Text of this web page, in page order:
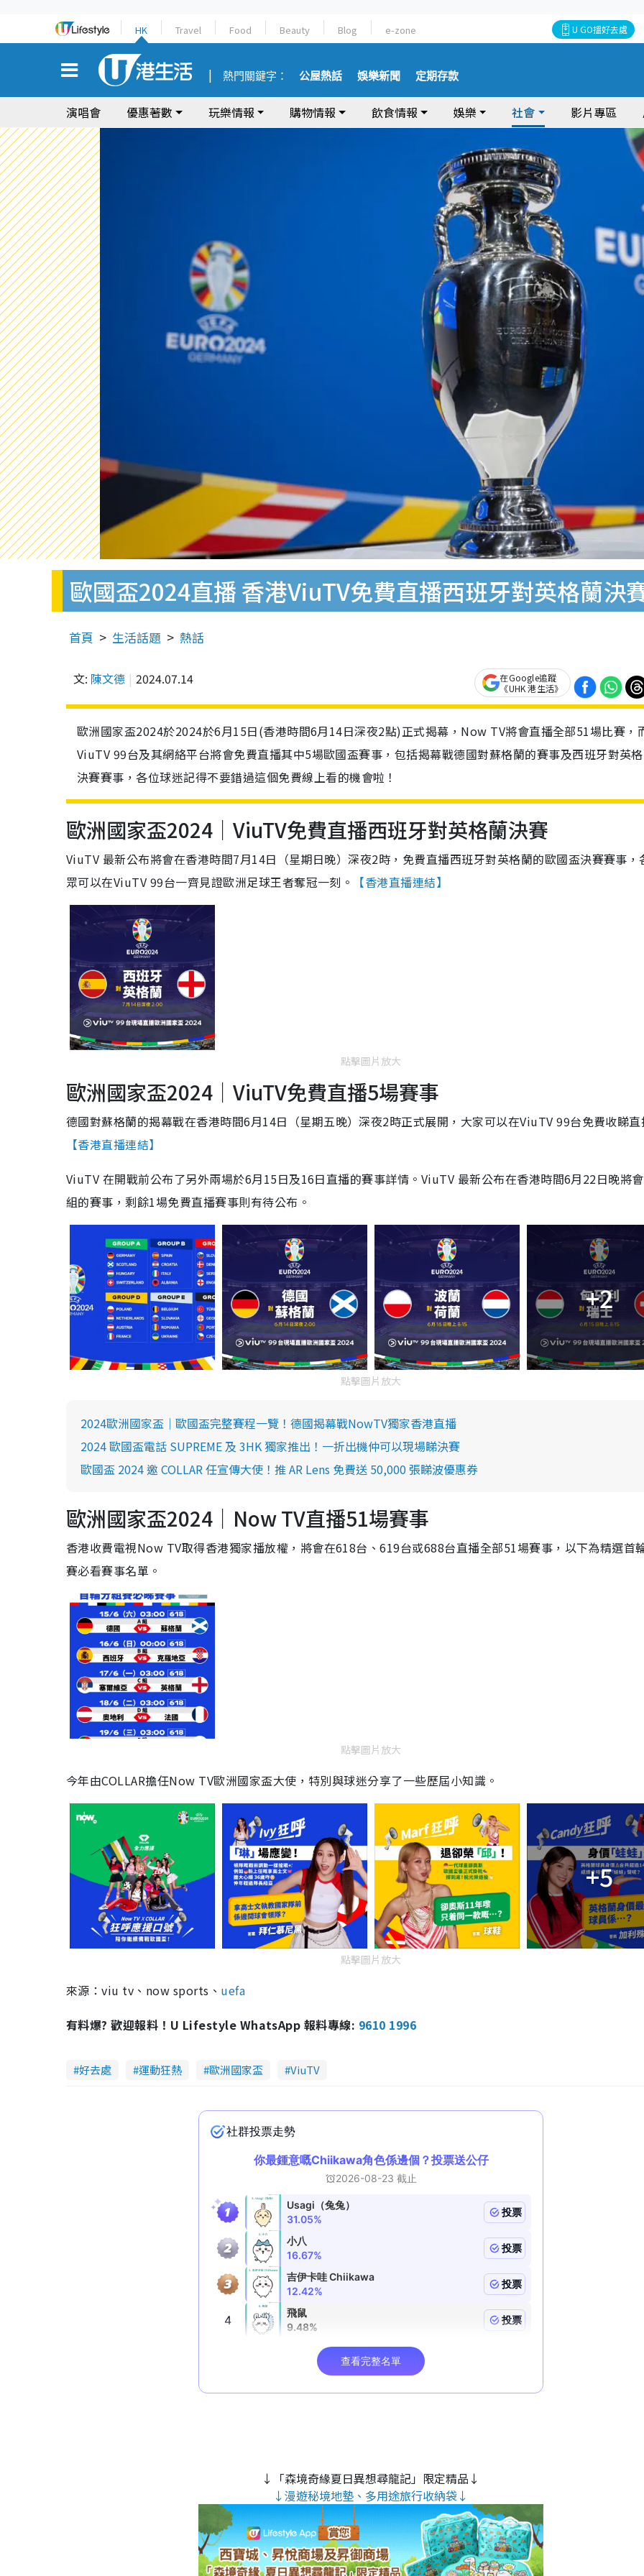
HK Travel Food Beauty Blog e-zone U GO搵好去處
熱門關鍵字： 公屋熱話 娛樂新聞 定期存款
演唱會 優惠著數 玩樂情報 購物情報 飲食情報 娛樂 社會 影片專區
歐國盃2024直播 香港ViuTV免費直播西班牙對英格蘭決
首頁 生活話題 熱話
文: 陳文德 2024.07.14
在Google追蹤
《UHK 港生活》
歐洲國家盃2024於2024於6月15日(香港時間6月14日深夜2點)正式揭幕，Now TV將會直播全部51場比賽，
ViuTV 99台及其網絡平台將會免費直播其中5場歐國盃賽事，包括揭幕戰德國對蘇格蘭的賽事及西班牙對英
決賽賽事，各位球迷記得不要錯過這個免費線上看的機會啦！
歐洲國家盃2024｜ViuTV免費直播西班牙對英格蘭決賽
ViuTV 最新公布將會在香港時間7月14日（星期日晚）深夜2時，免費直播西班牙對英格蘭的歐國盃決賽賽事，
眾可以在ViuTV 99台一齊見證歐洲足球王者奪冠一刻。
【香港直播連結】
點擊圖片放大
歐洲國家盃2024｜ViuTV免費直播5場賽事
德國對蘇格蘭的揭幕戰在香港時間6月14日（星期五晚）深夜2時正式展開，大家可以在ViuTV 99台免費收睇
【香港直播連結】
ViuTV 在開戰前公布了另外兩場於6月15日及16日直播的賽事詳情。ViuTV 最新公布在香港時間6月22日晚將
組的賽事，剩餘1場免費直播賽事則有待公布。
+2
點擊圖片放大
2024歐洲國家盃｜歐國盃完整賽程一覽！德國揭幕戰NowTV獨家香港直播
2024 歐國盃電話 SUPREME 及 3HK 獨家推出！一折出機仲可以現場睇決賽
歐國盃 2024 邀 COLLAR 任宣傳大使！推 AR Lens 免費送 50,000 張睇波優惠券
歐洲國家盃2024｜Now TV直播51場賽事
香港收費電視Now TV取得香港獨家播放權，將會在618台、619台或688台直播全部51場賽事，以下為精選首
賽必看賽事名單。
點擊圖片放大
今年由COLLAR擔任Now TV歐洲國家盃大使，特別與球迷分享了一些歷屆小知識。
+5
點擊圖片放大
來源：viu tv、now sports、 uefa
有料爆? 歡迎報料！U Lifestyle WhatsApp 報料專線: 9610 1996
好去處 運動狂熱 歐洲國家盃 ViuTV
↓「森境奇緣夏日異想尋龍記」限定精品↓
↓漫遊秘境地墊、多用途旅行收納袋↓